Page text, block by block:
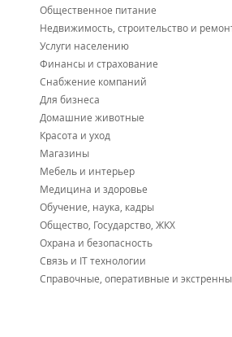
Общественное питание
Недвижимость, строительство и
Услуги населению
Финансы и страхование
Снабжение компаний
Для бизнеса
Домашние животные
Красота и уход
Магазины
Мебель и интерьер
Медицина и здоровье
Обучение, наука, кадры
Общество, Государство, ЖКХ
Охрана и безопасность
Связь и IT технологии
Справочные, оперативные и